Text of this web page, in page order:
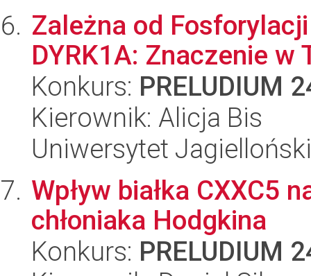
Zależna od
DYRK1A: Znaczenie w
Konkurs: PRELUDIUM
Kierownik: Alicja Bis
Uniwersytet Jagielloński
Wpływ białka CXXC5
chłoniaka Hodgkina
Konkurs: PRELUDIUM